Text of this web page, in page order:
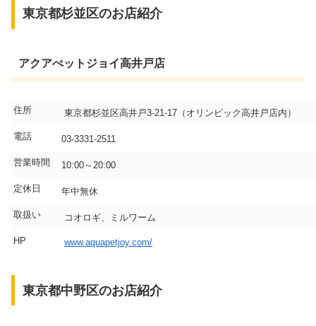
東京都杉並区のお店紹介
アクアぺットジョイ高井戸店
住所 東京都杉並区高井戸3-21-17（オリンピック高井戸店内）
電話 03-3331-2511
営業時間 10:00～20:00
定休日 年中無休
取扱い コオロギ、ミルワーム
HP www.aquapetjoy.com/
東京都中野区のお店紹介